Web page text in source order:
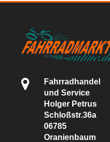
Fahrradhandel
und Service
Holger Petrus
Schloßstr.36a
06785
Oranienbaum